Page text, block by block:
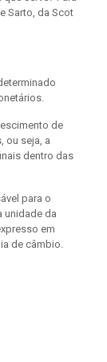
Sarto, da Scot
de
ou seja, a
dentro das
para o
unidade da
em
de câmbio.